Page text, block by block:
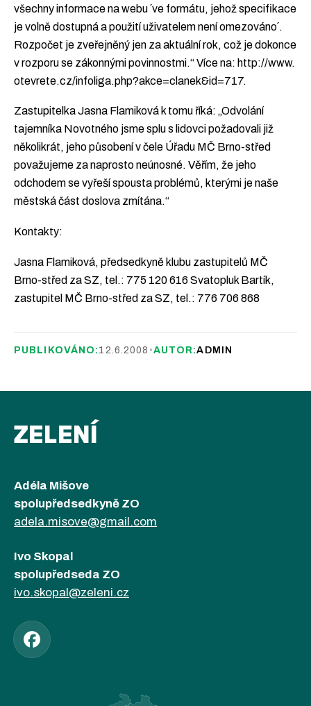
všechny informace na webu ´ve formátu, jehož specifikace
je volně dostupná a použití uživatelem není omezováno´.
Rozpočet je zveřejněný jen za aktuální rok, což je dokonce
v rozporu se zákonnými povinnostmi.“ Více na: http://www.
otevrete.cz/infoliga.php?akce=clanek&id=717.
Zastupitelka Jasna Flamiková k tomu říká: „Odvolání
tajemníka Novotného jsme splu s lidovci požadovali již
několikrát, jeho působení v čele Úřadu MČ Brno-střed
považujeme za naprosto neúnosné. Věřím, že jeho
odchodem se vyřeší spousta problémů, kterými je naše
městská část doslova zmítána.“
Kontakty:
Jasna Flamiková, předsedkyně klubu zastupitelů MČ
Brno-střed za SZ, tel.: 775 120 616 Svatopluk Bartík,
zastupitel MČ Brno-střed za SZ, tel.: 776 706 868
PUBLIKOVÁNO: 12.6.2008 •AUTOR:ADMIN
ZELENÍ
Adéla Mišove
spolupředsedkyně ZO
adela.misove@gmail.com
Ivo Skopal
spolupředseda ZO
ivo.skopal@zeleni.cz